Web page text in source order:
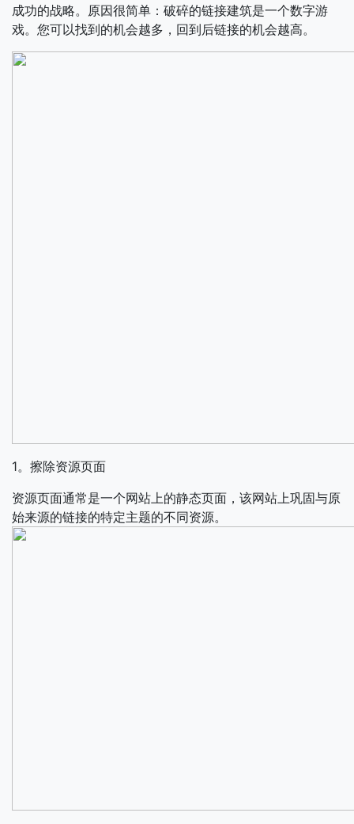
成功的战略。原因很简单：破碎的链接建筑是一个数字游
戏。您可以找到的机会越多，回到后链接的机会越高。
1。擦除资源页面
资源页面通常是一个网站上的静态页面，该网站上巩固与原
始来源的链接的特定主题的不同资源。